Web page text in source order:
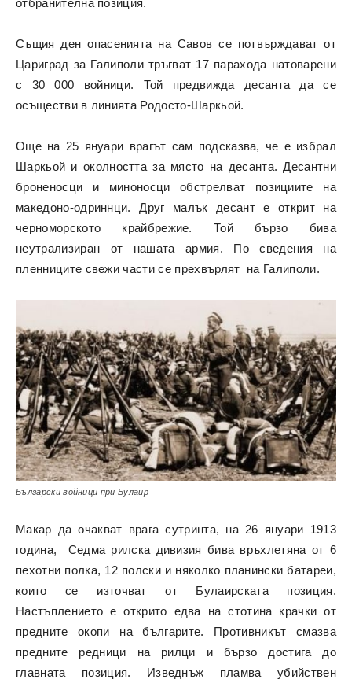
отбранителна позиция.
Същия ден опасенията на Савов се потвърждават от
Цариград за Галиполи тръгват 17 парахода натоварени
с 30 000 войници. Той предвижда десанта да се
осъществи в линията Родосто-Шаркьой.
Още на 25 януари врагът сам подсказва, че е избрал
Шаркьой и околността за място на десанта. Десантни
броненосци и миноносци обстрелват позициите на
македоно-одриннци. Друг малък десант е открит на
черноморското крайбрежие. Той бързо бива
неутрализиран от нашата армия. По сведения на
пленниците свежи части се прехвърлят на Галиполи.
Български войници при Булаир
Макар да очакват врага сутринта, на 26 януари 1913
година, Седма рилска дивизия бива връхлетяна от 6
пехотни полка, 12 полски и няколко планински батареи,
които се източват от Булаирската позиция.
Настъплението е открито едва на стотина крачки от
предните окопи на българите. Противникът смазва
предните редници на рилци и бързо достига до
главната позиция. Изведнъж пламва убийствен